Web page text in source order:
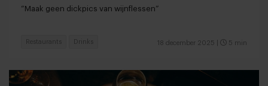
“Maak geen dickpics van wijnflessen”
18 december 2025 5 min
Restaurants Drinks